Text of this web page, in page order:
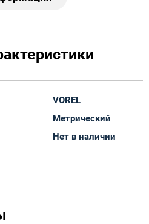
VOREL
Метрический
Нет в наличии